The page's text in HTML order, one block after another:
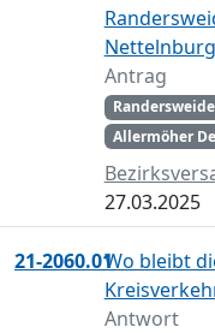
Antrag
Randersweide
Allermöher
27.03.2025
21-2060.01Wo bleibt
Antwort